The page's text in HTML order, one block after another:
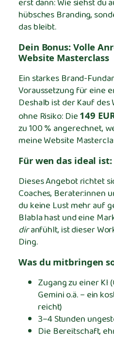
hübsches Branding,
das bleibt.
Dein Bonus: Volle
Website Masterclass
Ein starkes Brand-
Voraussetzung für eine
Deshalb ist der Kauf
ohne Risiko: Die 149
zu 100 % angerechnet,
meine Website
Für wen das ideal ist:
Dieses Angebot richtet
Coaches, Berater:innen
du keine Lust mehr auf
Blabla hast und eine
diranfühlt, ist dieser
Ding.
Was du mitbringen
Zugang zu einer KI
Gemini o.ä. – ein
reicht)
3–4 Stunden
Die Bereitschaft,